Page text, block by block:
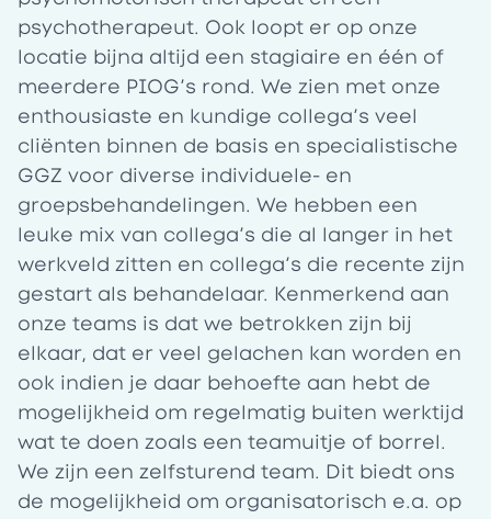
psychotherapeut. Ook loopt er op onze
locatie bijna altijd een stagiaire en één of
meerdere PIOG’s rond. We zien met onze
enthousiaste en kundige collega’s veel
cliënten binnen de basis en specialistische
GGZ voor diverse individuele- en
groepsbehandelingen. We hebben een
leuke mix van collega’s die al langer in het
werkveld zitten en collega’s die recente zijn
gestart als behandelaar. Kenmerkend aan
onze teams is dat we betrokken zijn bij
elkaar, dat er veel gelachen kan worden en
ook indien je daar behoefte aan hebt de
mogelijkheid om regelmatig buiten werktijd
wat te doen zoals een teamuitje of borrel.
We zijn een zelfsturend team. Dit biedt ons
de mogelijkheid om organisatorisch e.a. op